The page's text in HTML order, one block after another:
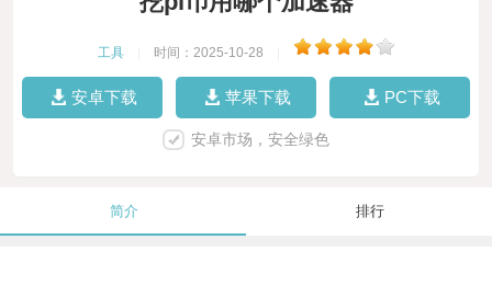
工具 时间：2025-10-28
安卓下载 苹果下载 PC下载
安卓市场，安全绿色
简介 排行